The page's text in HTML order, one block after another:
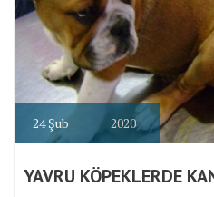
24Şub 2020
YAVRU KÖPEKLERDE